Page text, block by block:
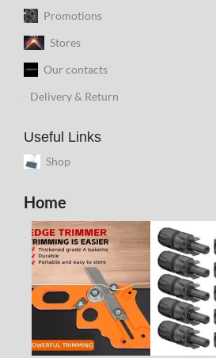
Promotions
Stores
Our contacts
Delivery & Return
Useful Links
Shop
Home